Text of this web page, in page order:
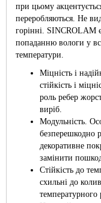
при цьому
переробляються. Не
горінні. SINCROLAM
попаданню вологи у
температури.
Міцність і
стійкість і
роль ребер
виріб.
Модульність.
безперешкодно
декоративне
замінити
Стійкість до
схильні до